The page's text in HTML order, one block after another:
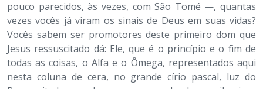
pouco parecidos, às vezes, com São Tomé —, quantas
vezes vocês já viram os sinais de Deus em suas vidas?
Vocês sabem ser promotores deste primeiro dom que
Jesus ressuscitado dá: Ele, que é o princípio e o fim de
todas as coisas, o Alfa e o Ômega, representados aqui
nesta coluna de cera, no grande círio pascal, luz do